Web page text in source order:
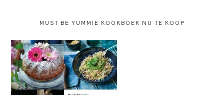
MUST BE YUMMIE KOOKBOEK NU TE KOOP